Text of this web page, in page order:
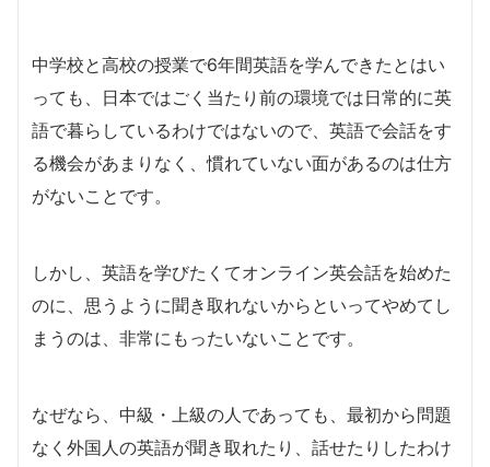
中学校と高校の授業で6年間英語を学んできたとはい
っても、日本ではごく当たり前の環境では日常的に英
語で暮らしているわけではないので、英語で会話をす
る機会があまりなく、慣れていない面があるのは仕方
がないことです。
しかし、英語を学びたくてオンライン英会話を始めた
のに、思うように聞き取れないからといってやめてし
まうのは、非常にもったいないことです。
なぜなら、中級・上級の人であっても、最初から問題
なく外国人の英語が聞き取れたり、話せたりしたわけ